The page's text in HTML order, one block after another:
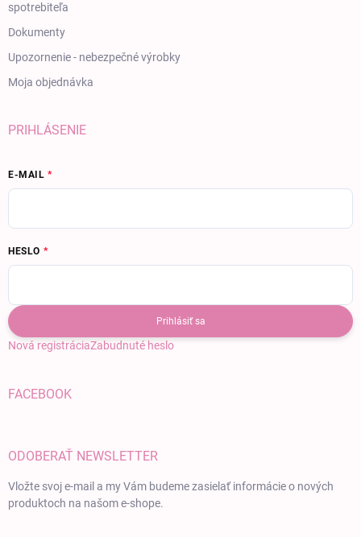
spotrebiteľa
Dokumenty
Upozornenie - nebezpečné výrobky
Moja objednávka
PRIHLÁSENIE
E-MAIL
HESLO
Prihlásiť sa
Nová registráciaZabudnuté heslo
FACEBOOK
ODOBERAŤ NEWSLETTER
Vložte svoj e-mail a my Vám budeme zasielať informácie o nových
produktoch na našom e-shope.